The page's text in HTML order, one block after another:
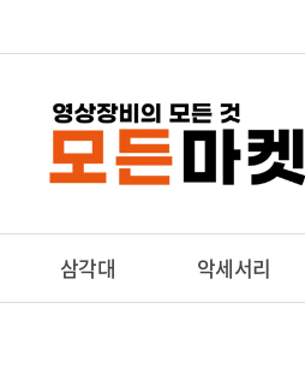
삼각대 악세서리